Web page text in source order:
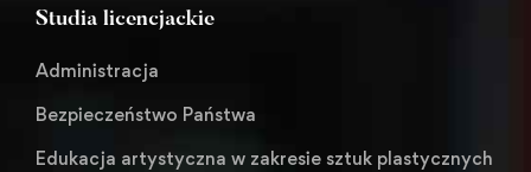
Studia licencjackie
Administracja
Bezpieczeństwo Państwa
Edukacja artystyczna w zakresie sztuk plastycznych